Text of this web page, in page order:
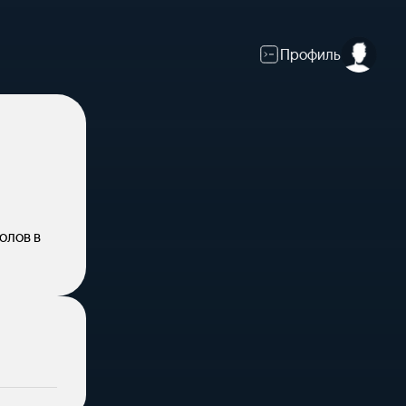
Профиль
в